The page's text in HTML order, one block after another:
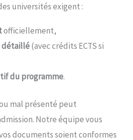
universités exigent :
officiellement,
détaillé(avec crédits ECTS si
du programme.
mal présenté peut
Notre équipe vous
documents soient conformes